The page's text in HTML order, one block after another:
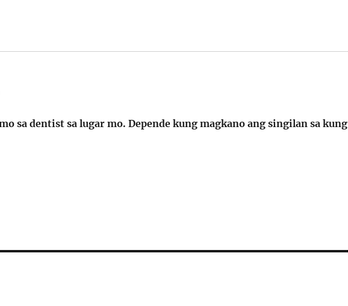
sa dentist sa lugar mo. Depende kung magkano ang singilan sa kung